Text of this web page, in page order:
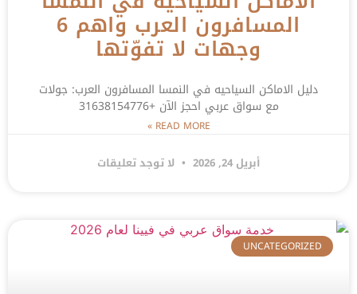
المسافرون العرب واهم 6
وجهات لا تفوّتها
دليل الاماكن السياحيه في النمسا المسافرون العرب: جولات
مع سواق عربي احجز الآن +31638154776
READ MORE »
أبريل 24, 2026 لا توجد تعليقات
UNCATEGORIZED